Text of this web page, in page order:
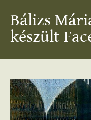
Bálizs
készült